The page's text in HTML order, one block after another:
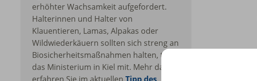
erhöhter Wachsamkeit aufgefordert.
Halterinnen und Halter von
Klauentieren, Lamas, Alpakas oder
Wildwiederkäuern sollten sich streng an
Biosicherheitsmaßnahmen halten, teilte
das Ministerium in Kiel mit. Mehr dazu